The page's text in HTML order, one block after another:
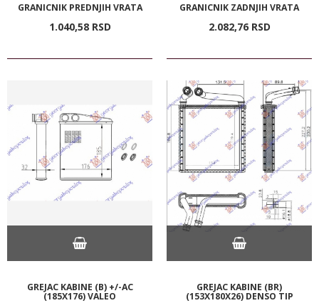
GRANICNIK PREDNJIH VRATA
1.040,58 RSD
GRANICNIK ZADNJIH VRATA
2.082,76 RSD
GREJAC KABINE (B) +/-AC
(185X176) VALEO
GREJAC KABINE (BR)
(153X180X26) DENSO TIP